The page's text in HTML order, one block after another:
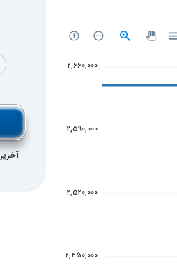
2,660,000
2,590,000
2,520,000
2,450,000